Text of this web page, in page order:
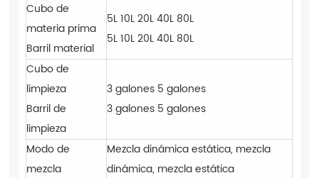
Cubo de
materia prima
Barril material
5L 10L 20L 40L 80L
5L 10L 20L 40L 80L
Cubo de
limpieza
Barril de
limpieza
3 galones 5 galones
3 galones 5 galones
Modo de
mezcla
Mezcla dinámica estática, mezcla
dinámica, mezcla estática